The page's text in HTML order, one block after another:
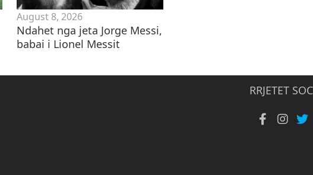
August 8, 2026
Ndahet nga jeta Jorge Messi,
babai i Lionel Messit
RRJETET